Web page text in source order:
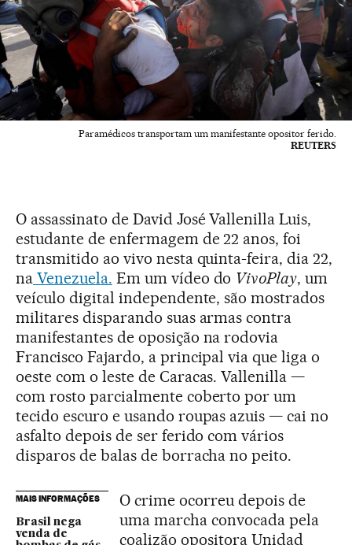
Paramédicos transportam um manifestante opositor ferido.
REUTERS
O assassinato de David José Vallenilla Luis,
estudante de enfermagem de 22 anos, foi
transmitido ao vivo nesta quinta-feira, dia 22,
naVenezuela. Em um vídeo do VivoPlay, um
veículo digital independente, são mostrados
militares disparando suas armas contra
manifestantes de oposição na rodovia
Francisco Fajardo, a principal via que liga o
oeste com o leste de Caracas. Vallenilla —
com rosto parcialmente coberto por um
tecido escuro e usando roupas azuis — cai no
asfalto depois de ser ferido com vários
disparos de balas de borracha no peito.
MAIS INFORMAÇÕES
Brasil nega
venda de
O crime ocorreu depois de
uma marcha convocada pela
coalizão opositora Unidad